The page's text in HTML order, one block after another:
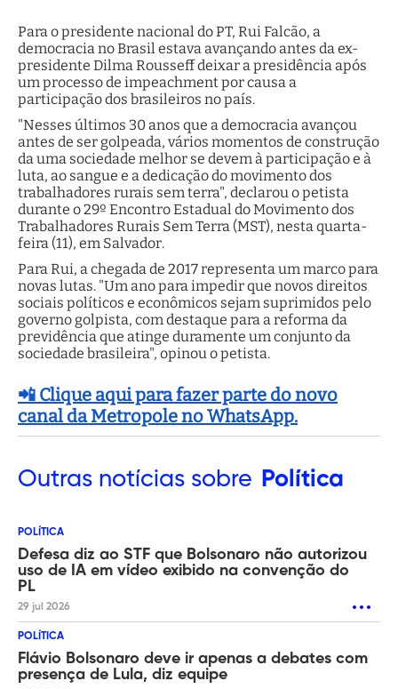
Para o presidente nacional do PT, Rui Falcão, a
democracia no Brasil estava avançando antes da ex-
presidente Dilma Rousseff deixar a presidência após
um processo de impeachment por causa a
participação dos brasileiros no país.
"Nesses últimos 30 anos que a democracia avançou
antes de ser golpeada, vários momentos de construção
da uma sociedade melhor se devem à participação e à
luta, ao sangue e a dedicação do movimento dos
trabalhadores rurais sem terra", declarou o petista
durante o 29º Encontro Estadual do Movimento dos
Trabalhadores Rurais Sem Terra (MST), nesta quarta-
feira (11), em Salvador.
Para Rui, a chegada de 2017 representa um marco para
novas lutas. "Um ano para impedir que novos direitos
sociais políticos e econômicos sejam suprimidos pelo
governo golpista, com destaque para a reforma da
previdência que atinge duramente um conjunto da
sociedade brasileira", opinou o petista.
📲 Clique aqui para fazer parte do novo
canal da Metropole no WhatsApp.
Outras notícias sobre Política
POLÍTICA
Defesa diz ao STF que Bolsonaro não autorizou
uso de IA em vídeo exibido na convenção do
PL
29 jul 2026
POLÍTICA
Flávio Bolsonaro deve ir apenas a debates com
presença de Lula, diz equipe